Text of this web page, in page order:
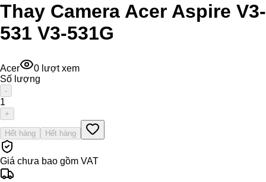
Thay Camera Acer Aspire V3-
531 V3-531G
Acer 0 lượt xem
Số lượng
-
1
+
Hết hàng Hết hàng
Giá chưa bao gồm VAT